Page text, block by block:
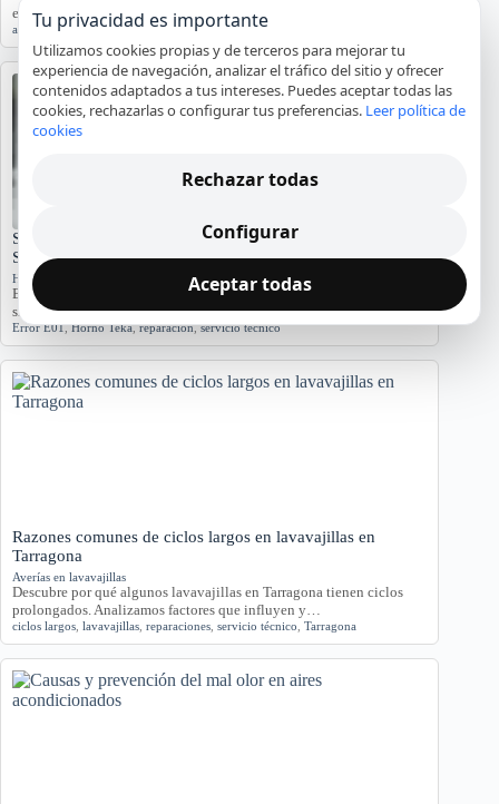
este análisis detallado.…
agua,averías ,lavadora,reparación,Tarragona
Significado del Error E01 en Hornos Teka: Causas y
Soluciones
Hornos y placas de cocina
El error E01 en hornos Teka indica problemas. Conozca sus causas y
síntomas para diagnosticar…
Error E01,Horno Teka,reparación,servicio técnico
Razones comunes de ciclos largos en lavavajillas en
Tarragona
Averías en lavavajillas
Descubre por qué algunos lavavajillas en Tarragona tienen ciclos
prolongados. Analizamos factores que influyen y…
ciclos largos lavavajillas reparaciones servicio técnico Tarragona
Tu privacidad es importante
Utilizamos cookies propias y de terceros para mejorar tu
experiencia de navegación, analizar el tráfico del sitio y ofrecer
contenidos adaptados a tus intereses. Puedes aceptar todas las
cookies, rechazarlas o configurar tus preferencias. Leer política de
cookies
Rechazar todas
Configurar
Aceptar todas